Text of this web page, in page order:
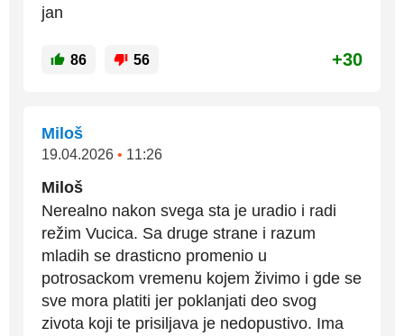
jan
86 56 +30
Miloš
19.04.2026 • 11:26
Miloš
Nerealno nakon svega sta je uradio i radi
režim Vucica. Sa druge strane i razum
mladih se drasticno promenio u
potrosackom vremenu kojem živimo i gde se
sve mora platiti jer poklanjati deo svog
zivota koji te prisiljava je nedopustivo. Ima